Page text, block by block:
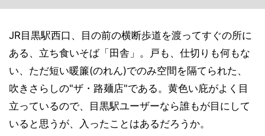
JR目黒駅西口、目の前の横断歩道を渡ってすぐの所に
ある、立ち食いそば「田舎」。戸も、仕切りも何もな
い、ただ短い暖簾(のれん)でのみ空間を隔てられた、
吹きさらしの"ザ・路麺店"である。黄色い庇がよく目
立っているので、目黒駅ユーザーなら誰もが目にして
いると思うが、入ったことはあるだろうか。